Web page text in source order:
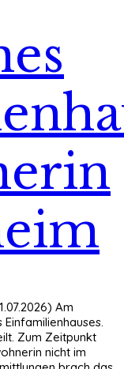
Am
Zum Zeitpunkt
nicht im